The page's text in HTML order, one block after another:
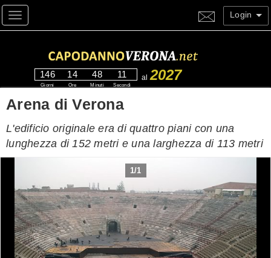
Toggle navigation Login
146
Giorni
14
Ore
48
Minuti
10
Secondi
al 2027
Arena di Verona
L'edificio originale era di quattro piani con una
lunghezza di 152 metri e una larghezza di 113 metri
1/1